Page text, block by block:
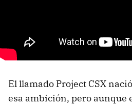
El llamado Project CSX
esa ambición, pero aunque